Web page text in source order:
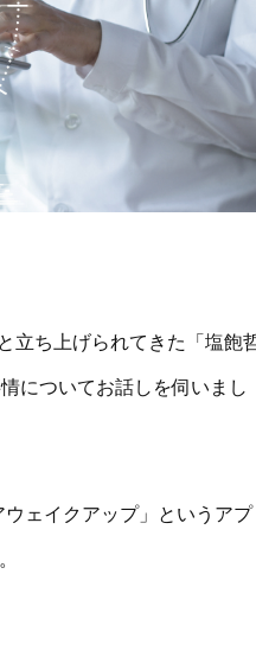
立ち上げられてきた「塩飽
についてお話しを伺いまし
ェイクアップ」というアプ